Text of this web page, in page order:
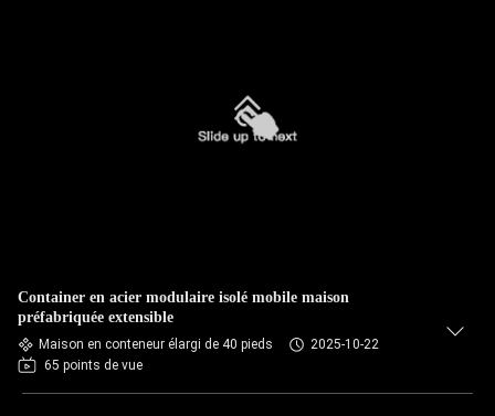
Container en acier modulaire isolé mobile maison
préfabriquée extensible
Maison en conteneur élargi de 40 pieds
2025-10-22
65 points de vue